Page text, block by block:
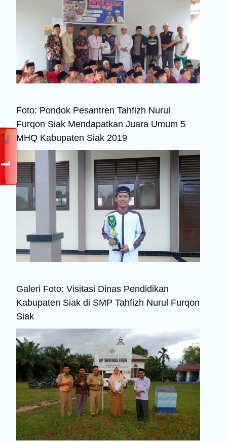
Foto: Pondok Pesantren Tahfizh Nurul
Furqon Siak Mendapatkan Juara Umum 5
MHQ Kabupaten Siak 2019
Galeri Foto: Visitasi Dinas Pendidikan
Kabupaten Siak di SMP Tahfizh Nurul Furqon
Siak